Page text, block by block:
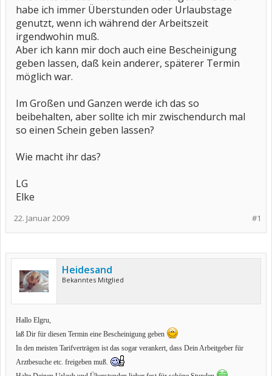
habe ich immer Überstunden oder Urlaubstage
genutzt, wenn ich während der Arbeitszeit
irgendwohin muß.
Aber ich kann mir doch auch eine Bescheinigung
geben lassen, daß kein anderer, späterer Termin
möglich war.
Im Großen und Ganzen werde ich das so
beibehalten, aber sollte ich mir zwischendurch mal
so einen Schein geben lassen?
Wie macht ihr das?
LG
Elke
#1
22. Januar 2009
Heidesand
Bekanntes Mitglied
Hallo Elgru,
laß Dir für diesen Termin eine Bescheinigung geben
In den meisten Tarifverträgen ist das sogar verankert, dass Dein Arbeitgeber für
Arztbesuche etc. freigeben muß.